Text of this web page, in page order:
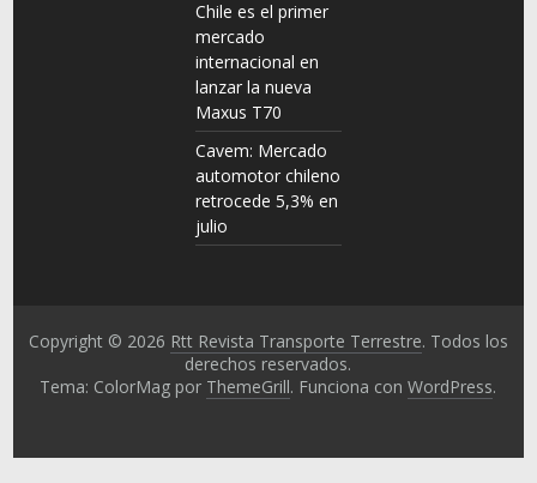
Chile es el primer
mercado
internacional en
lanzar la nueva
Maxus T70
Cavem: Mercado
automotor chileno
retrocede 5,3% en
julio
Copyright © 2026 Rtt Revista Transporte Terrestre. Todos los
derechos reservados.
Tema: ColorMag por ThemeGrill. Funciona conWordPress.